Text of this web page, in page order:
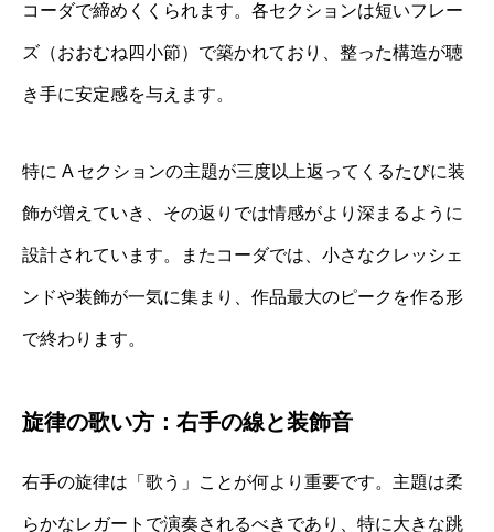
コーダで締めくくられます。各セクションは短いフレー
ズ（おおむね四小節）で築かれており、整った構造が聴
き手に安定感を与えます。
特に A セクションの主題が三度以上返ってくるたびに装
飾が増えていき、その返りでは情感がより深まるように
設計されています。またコーダでは、小さなクレッシェ
ンドや装飾が一気に集まり、作品最大のピークを作る形
で終わります。
旋律の歌い方：右手の線と装飾音
右手の旋律は「歌う」ことが何より重要です。主題は柔
らかなレガートで演奏されるべきであり、特に大きな跳